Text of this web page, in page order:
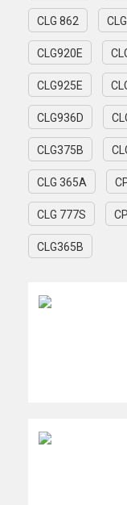
CLG 862
CLG920E
CLG925E
CLG936D
CLG375B
CLG 365A
CLG 777S
CLG365B